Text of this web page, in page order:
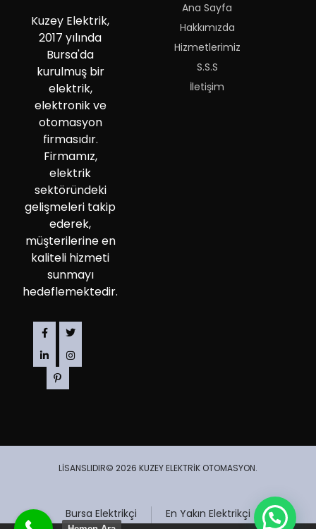
Kuzey Elektrik,
2017 yılında
Bursa'da
kurulmuş bir
elektrik,
elektronik ve
otomasyon
firmasıdır.
Firmamız,
elektrik
sektöründeki
gelişmeleri takip
ederek,
müşterilerine en
kaliteli hizmeti
sunmayı
hedeflemektedir.
Ana Sayfa
Hakkımızda
Hizmetlerimiz
S.S.S
İletişim
LİSANSLIDIR© 2026 KUZEY ELEKTRİK OTOMASYON.
En Yakın Elektrikçi
Bursa Elektrikçi